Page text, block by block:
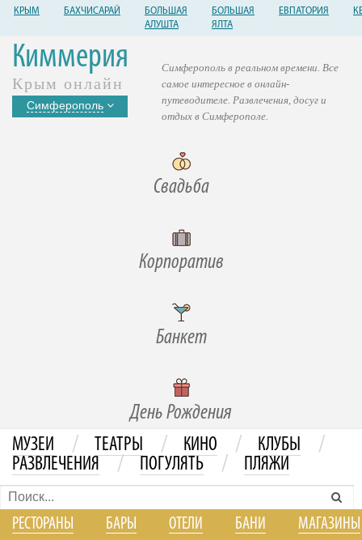
КРЫМ БАХЧИСАРАЙ
БОЛЬШАЯ
АЛУШТА
БОЛЬШАЯ
ЯЛТА
ЕВПАТОРИЯ
Киммерия
Крым онлайн
Симферополь
Свадьба
Корпоратив
Банкет
День Рождения
Симферополь в реальном времени. Все
самое интересное в онлайн-
путеводителе. Развлечения, досуг и
отдых в Симферополе.
МУЗЕИ / ТЕАТРЫ / КИНО / КЛУБЫ /
РАЗВЛЕЧЕНИЯ / ПОГУЛЯТЬ / ПЛЯЖИ
РЕСТОРАНЫ БАРЫ ОТЕЛИ БАНИ МАГАЗИНЫ